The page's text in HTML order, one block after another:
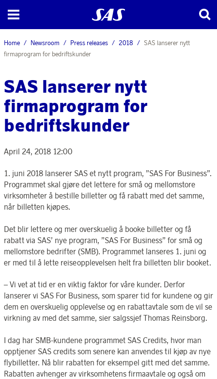
Home Newsroom Press releases 2018
SAS lanserer nytt
firmaprogram for bedriftskunder
SAS lanserer nytt
firmaprogram for
bedriftskunder
April 24, 2018 12:00
1. juni 2018 lanserer SAS et nytt program, ”SAS For Business”.
Programmet skal gjøre det lettere for små og mellomstore
virksomheter å bestille billetter og få rabatt med det samme,
når billetten kjøpes.
Det blir lettere og mer overskuelig å booke billetter og få
rabatt via SAS’ nye program, ”SAS For Business” for små og
mellomstore bedrifter (SMB). Programmet lanseres 1. juni og
er med til å lette reiseopplevelsen helt fra billetten blir booket.
– Vi vet at tid er en viktig faktor for våre kunder. Derfor
lanserer vi SAS For Business, som sparer tid for kundene og gir
dem en overskuelig opplevelse og en rabattavtale som de vil se
virkning av med det samme, sier salgssjef Thomas Reinsborg.
I dag har SMB-kundene programmet SAS Credits, hvor man
opptjener SAS credits som senere kan anvendes til kjøp av nye
flybilletter. Nå blir rabatten for eksempel gitt med det samme.
Rabatten avhenger av virksomhetens firmaavtale og også om